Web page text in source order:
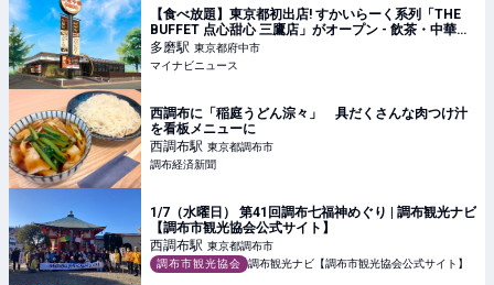
【食べ放題】東京都初出店! すかいらーく系列「THE
BUFFET 点心甜心 三鷹店」がオープン - 飲茶・中華・
麻辣湯と選べるスイーツ
多磨駅 東京都府中市
マイナビニュース
西調布に「稲庭うどん淙々」 具だくさんな肉つけ汁
を看板メニューに
西調布駅 東京都調布市
調布経済新聞
1/7（水曜日） 第41回調布七福神めぐり | 調布観光ナビ
【調布市観光協会公式サイト】
西調布駅 東京都調布市
調布市観光協会
調布観光ナビ【調布市観光協会公式サイト】